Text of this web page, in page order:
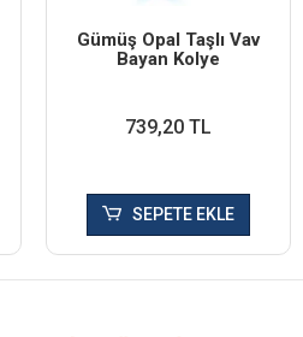
Gümüş Opal Taşlı Vav
Bayan Kolye
739,20 TL
SEPETE EKLE